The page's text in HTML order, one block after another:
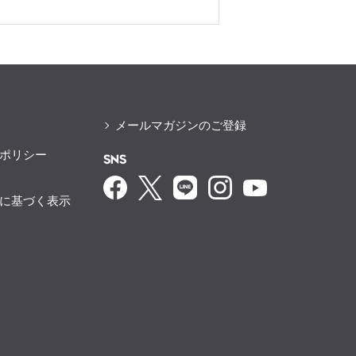
リシー
基づく表示
メールマガジンのご登録
SNS